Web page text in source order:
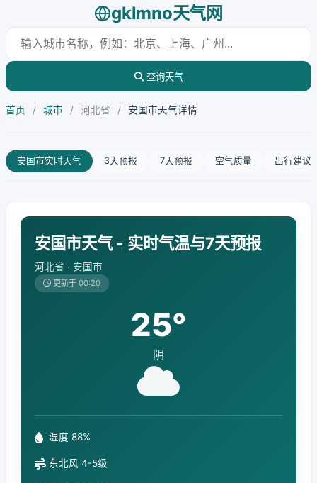
gklmno天气网
查询天气
首页 / 城市 / 河北省 / 安国市天气详情
安国市实时天气 3天预报 7天预报 空气质量 出行建议
安国市天气 - 实时气温与7天预报
河北省 · 安国市
更新于 00:20
25°
阴
湿度 88%
东北风 4-5级